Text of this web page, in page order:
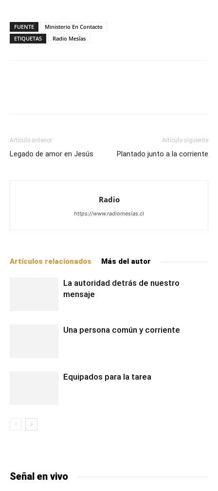
FUENTE
Ministerio En Contacto
ETIQUETAS
Radio Mesías
Artículo anterior
Legado de amor en Jesús
Artículo siguiente
Plantado junto a la corriente
Radio
https://www.radiomesias.cl
Artículos relacionados Más del autor
La autoridad detrás de nuestro
mensaje
Una persona común y corriente
Equipados para la tarea
Señal en vivo